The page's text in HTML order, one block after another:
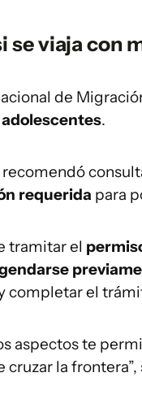
se viaja con
de
.
recomendó
requerida para
tramitar el
completar el
aspectos te
la frontera”,